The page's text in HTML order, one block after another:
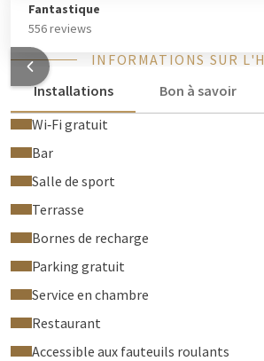
Fantastique
556 reviews
INFORMATIONS SUR
Installations
Bon à savoir
Wi‑Fi gratuit
Bar
Salle de sport
Terrasse
Bornes de recharge
Parking gratuit
Service en chambre
Restaurant
Accessible aux fauteuils roulants